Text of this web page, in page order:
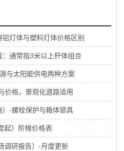
灯体与塑料灯体价格区别
通常指3米以上杆体组合
与太阳能供电两种方案
价格，景观化道路适用
-螺栓保护与箱体锁具
起）阶梯价格表
调研报告）-月度更新